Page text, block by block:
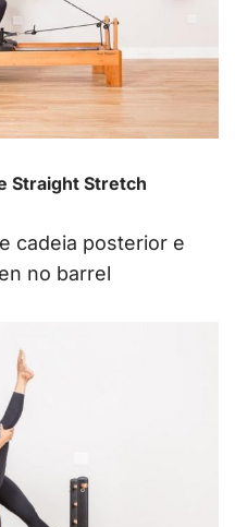
Straight Stretch
cadeia posterior e
no barrel